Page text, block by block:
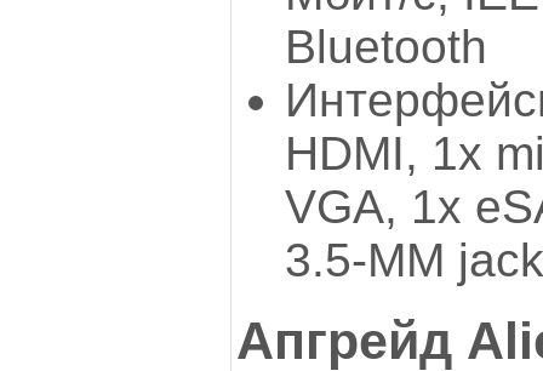
Bluetooth
HDMI, 1x
VGA, 1x
3.5-MM jack
Апгрейд